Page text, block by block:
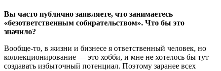
Вы часто публично заявляете, что занимаетесь
«безответственным собирательством». Что бы это
значило?
Вообще-то, в жизни и бизнесе я ответственный человек, но
коллекционирование — это хобби, и мне не хотелось бы тут
создавать избыточный потенциал. Поэтому заранее всех